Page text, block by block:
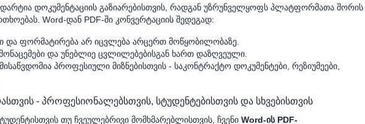
დოკუმენტაციის გაზიარებისთვის, რადგან უზრუნველყოფს პლატფორმათა შორის
Word-დან PDF-ში კონვერტაციის შედეგად:
და ფორმატირება არ იცვლება არცერთ მოწყობილობაზე.
და უნებლიე ცვლილებებისგან ხართ დაზღვეული.
პროფესიული მიზნებისთვის - საკონტრაქტო დოკუმენტები, რეზიუმეები,
- პროფესიონალებსთვის, სტუდენტებისთვის და სხვებისთვის
თუ ჩვეულებრივი მომხმარებლისთვის, ჩვენი Word-ის PDF-